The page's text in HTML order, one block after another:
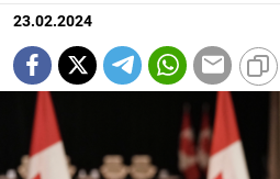
23.02.2024